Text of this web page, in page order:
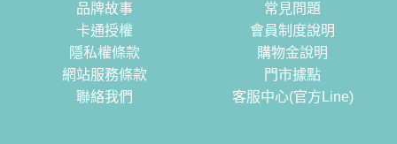
品牌故事
卡通授權
隱私權條款
網站服務條款
聯絡我們
常見問題
會員制度說明
購物金說明
門市據點
客服中心(官方Line)